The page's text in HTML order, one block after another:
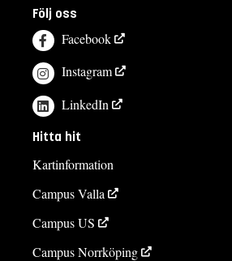
Följ oss
Facebook
Instagram
LinkedIn
Hitta hit
Kartinformation
Campus Valla
Campus US
Campus Norrköping